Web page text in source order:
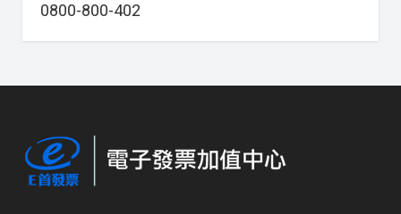
0800-800-402